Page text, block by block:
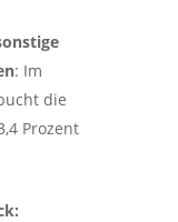
: Im
die
Prozent